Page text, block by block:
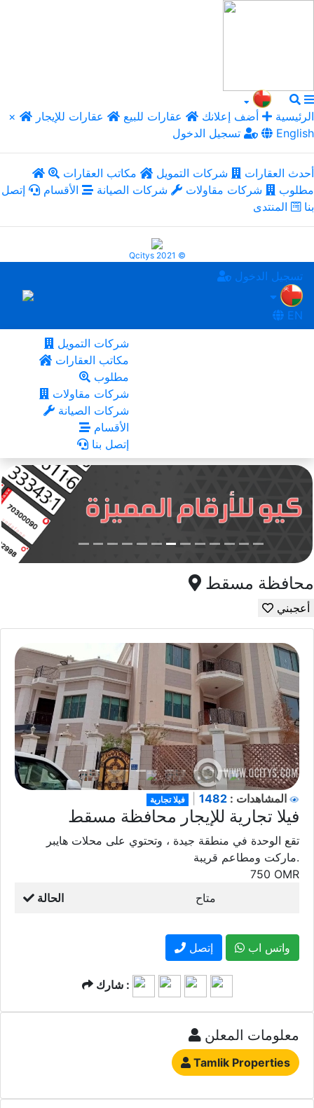
× الرئيسية أضف إعلانك عقارات للبيع
عقارات للإيجار
تسجيل الدخول
English
أحدث العقارات شركات التمويل
مكاتب العقارات
مطلوب
شركات مقاولات شركات الصيانة الأقسام
إتصل
بنا
المنتدى
Qcitys 2021 ©
تسجيل الدخول
EN
شركات التمويل
مكاتب العقارات
مطلوب
شركات مقاولات
شركات الصيانة
الأقسام
إتصل بنا
محافظة مسقط
أعجبني
المشاهدات : 1482
فيلا تجارية للإيجار محافظة مسقط
تقع الوحدة في منطقة جيدة ، وتحتوي على محلات هايبر
إتصل
شارك :
معلومات المعلن